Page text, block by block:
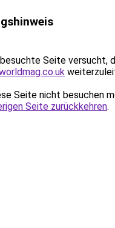
Seite versucht,
Seite nicht besuchen
Seite zurückkehren.